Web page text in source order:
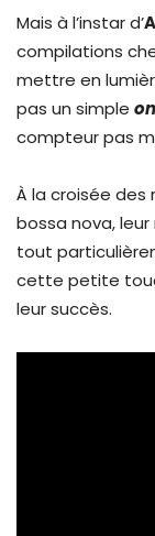
Mais à l’instar d’
compilations
mettre en
pas un simple
compteur pas
À la croisée des
bossa nova,
tout
cette petite
leur succès.